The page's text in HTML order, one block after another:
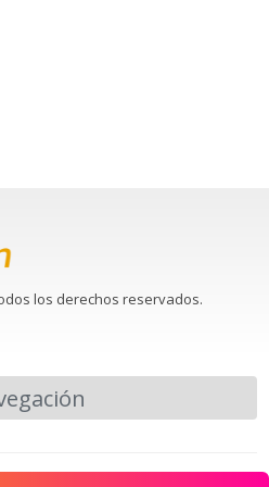
los derechos reservados.